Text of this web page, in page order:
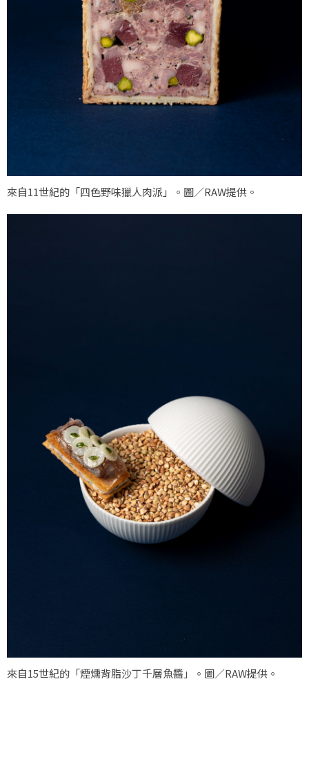
來自11世紀的「四色野味獵人肉派」。圖／RAW提供。
來自15世紀的「煙燻背脂沙丁千層魚醬」。圖／RAW提供。